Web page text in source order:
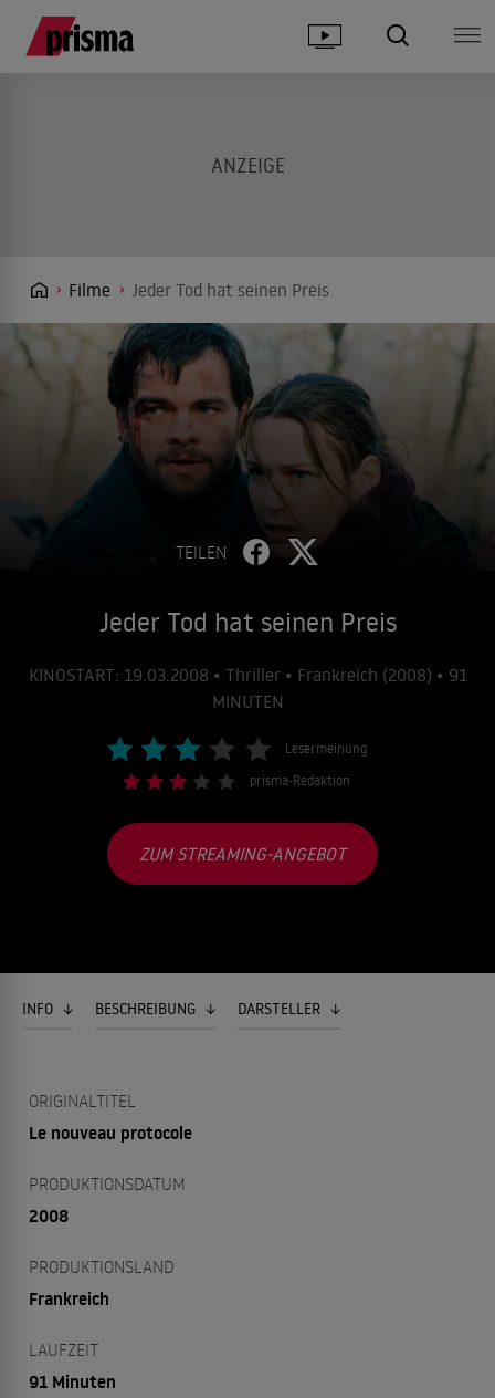
Filme Jeder Tod hat seinen Preis
TEILEN
Jeder Tod hat seinen Preis
KINOSTART: 19.03.2008 • Thriller • Frankreich (2008) • 91
MINUTEN
Lesermeinung
prisma-Redaktion
ZUM STREAMING-ANGEBOT
INFO BESCHREIBUNG DARSTELLER
ORIGINALTITEL
Le nouveau protocole
PRODUKTIONSDATUM
2008
PRODUKTIONSLAND
Frankreich
LAUFZEIT
91 Minuten